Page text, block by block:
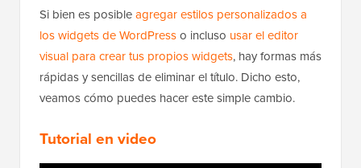
Si bien es posibleagregar estilos personalizados a
los widgets de WordPresso incluso usar el editor
visual para crear tus propios widgets, hay formas más
rápidas y sencillas de eliminar el título. Dicho esto,
veamos cómo puedes hacer este simple cambio.
Tutorial en video